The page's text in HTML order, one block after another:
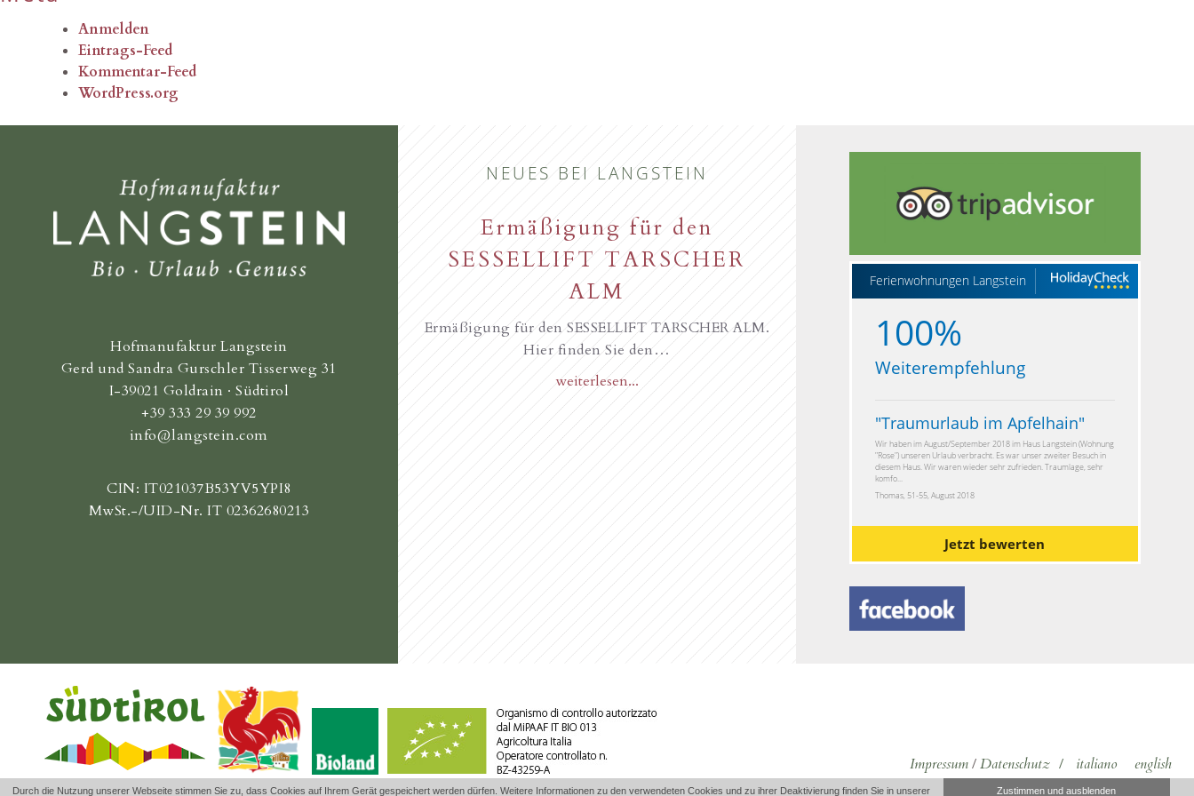
Anmelden
Eintrags-Feed
Kommentar-Feed
WordPress.org
Hofmanufaktur Langstein
Gerd und Sandra Gurschler Tisserweg 31
I-39021 Goldrain · Südtirol
+39 333 29 39 992
info@langstein.com
CIN: IT021037B53YV5YPI8
MwSt.-/UID-Nr. IT 02362680213
NEUES BEI LANGSTEIN
Ermäßigung für den
SESSELLIFT TARSCHER
ALM
Ermäßigung für den SESSELLIFT TARSCHER ALM.
Hier finden Sie den…
weiterlesen...
Ferienwohnungen Langstein
100%
Weiterempfehlung
"Traumurlaub im Apfelhain"
Wir haben im August/September 2018 im Haus Langstein (Wohnung
"Rose") unseren Urlaub verbracht. Es war unser zweiter Besuch in
diesem Haus. Wir waren wieder sehr zufrieden. Traumlage, sehr
komfo...
Thomas, 51-55, August 2018
Jetzt bewerten
Impressum/Datenschutz / italiano english
Durch die Nutzung unserer Webseite stimmen Sie zu, dass Cookies auf Ihrem Gerät gespeichert werden dürfen. Weitere Informationen zu den verwendeten Cookies und zu ihrer Deaktivierung finden Sie in unserer Zustimmen und ausblenden